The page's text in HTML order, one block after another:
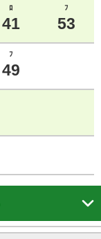
ﾛ
41
ﾌ
53
ﾌ
49
